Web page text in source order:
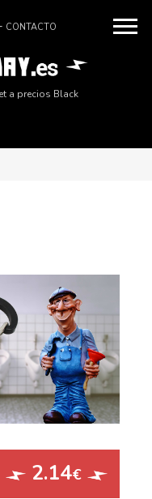
CONTACTO
a precios Black
2.14€